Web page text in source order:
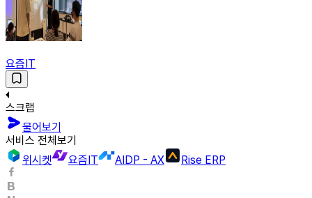
요즘IT
스크랩
물어보기
서비스 전체보기
위시켓
요즘IT AIDP - AX Rise ERP